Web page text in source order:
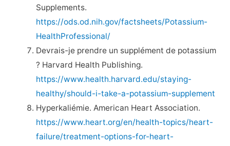
Supplements.
https://ods.od.nih.gov/factsheets/Potassium-
HealthProfessional/
Devrais-je prendre un supplément de potassium
? Harvard Health Publishing.
https://www.health.harvard.edu/staying-
healthy/should-i-take-a-potassium-supplement
Hyperkaliémie. American Heart Association.
https://www.heart.org/en/health-topics/heart-
failure/treatment-options-for-heart-